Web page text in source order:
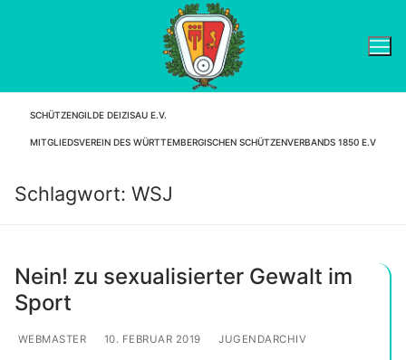
SCHÜTZENGILDE DEIZISAU E.V.
MITGLIEDSVEREIN DES WÜRTTEMBERGISCHEN SCHÜTZENVERBANDS 1850 E.V
Schlagwort: WSJ
Nein! zu sexualisierter Gewalt im
Sport
WEBMASTER 10. FEBRUAR 2019 JUGENDARCHIV